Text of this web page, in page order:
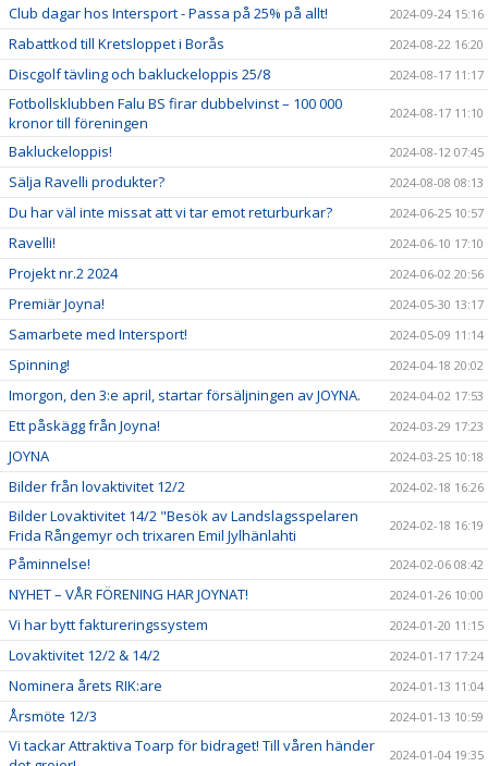
Club dagar hos Intersport - Passa på 25% på allt! 2024-09-24 15:16
Rabattkod till Kretsloppet i Borås 2024-08-22 16:20
Discgolf tävling och bakluckeloppis 25/8 2024-08-17 11:17
Fotbollsklubben Falu BS firar dubbelvinst – 100 000
kronor till föreningen
2024-08-17 11:10
Bakluckeloppis! 2024-08-12 07:45
Sälja Ravelli produkter? 2024-08-08 08:13
Du har väl inte missat att vi tar emot returburkar? 2024-06-25 10:57
Ravelli! 2024-06-10 17:10
Projekt nr.2 2024 2024-06-02 20:56
Premiär Joyna! 2024-05-30 13:17
Samarbete med Intersport! 2024-05-09 11:14
Spinning! 2024-04-18 20:02
Imorgon, den 3:e april, startar försäljningen av JOYNA. 2024-04-02 17:53
Ett påskägg från Joyna! 2024-03-29 17:23
JOYNA 2024-03-25 10:18
Bilder från lovaktivitet 12/2 2024-02-18 16:26
Bilder Lovaktivitet 14/2 "Besök av Landslagsspelaren
Frida Rångemyr och trixaren Emil Jylhänlahti
2024-02-18 16:19
Påminnelse! 2024-02-06 08:42
NYHET – VÅR FÖRENING HAR JOYNAT! 2024-01-26 10:00
Vi har bytt faktureringssystem 2024-01-20 11:15
Lovaktivitet 12/2 & 14/2 2024-01-17 17:24
Nominera årets RIK:are 2024-01-13 11:04
Årsmöte 12/3 2024-01-13 10:59
Vi tackar Attraktiva Toarp för bidraget! Till våren händer
2024-01-04 19:35